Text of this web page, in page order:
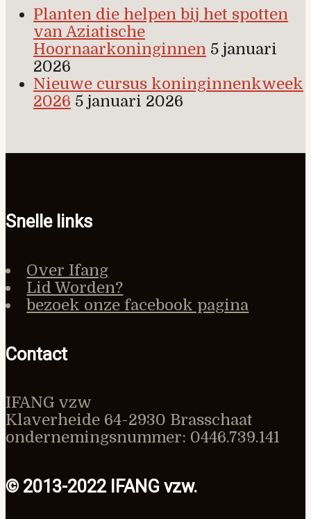
Planten die helpen bij het spotten
van Aziatische
Hoornaarkoninginnen 5 januari
2026
Nieuwe cursus koninginnenkweek
2026 5 januari 2026
Snelle links
Over Ifang
Lid Worden?
bezoek onze facebook pagina
Contact
IFANG vzw
Klaverheide 64-2930 Brasschaat
ondernemingsnummer: 0446.739.141
© 2013-2022 IFANG vzw.